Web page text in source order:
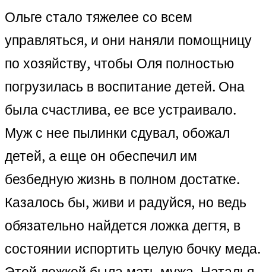
Ольге стало тяжелее со всем
управляться, и они наняли помощницу
по хозяйству, чтобы Оля полностью
погрузилась в воспитание детей. Она
была счастлива, ее все устраивало.
Муж с нее пылинки сдувал, обожал
детей, а еще он обеспечил им
безбедную жизнь в полном достатке.
Казалось бы, живи и радуйся, но ведь
обязательно найдется ложка дегтя, в
состоянии испортить целую бочку меда.